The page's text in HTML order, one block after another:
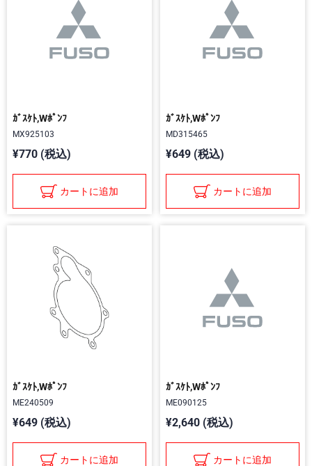
ｶﾞｽｹﾄ,Wﾎﾟﾝﾌ
MX925103
¥770 (税込)
カートに追加
ｶﾞｽｹﾄ,Wﾎﾟﾝﾌ
MD315465
¥649 (税込)
カートに追加
ｶﾞｽｹﾄ,Wﾎﾟﾝﾌ
ME240509
¥649 (税込)
カートに追加
ｶﾞｽｹﾄ,Wﾎﾟﾝﾌ
ME090125
¥2,640 (税込)
カートに追加